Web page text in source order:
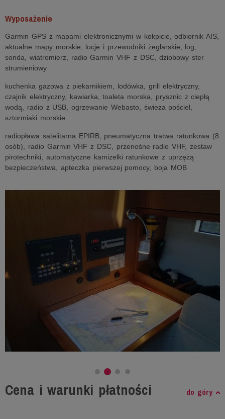
Wyposażenie
Garmin GPS z mapami elektronicznymi w kokpicie, odbiornik AIS,
aktualne mapy morskie, locje i przewodniki żeglarskie, log,
sonda, wiatromierz, radio Garmin VHF z DSC, dziobowy ster
strumieniowy
kuchenka gazowa z piekarnikiem, lodówka, grill elektryczny,
czajnik elektryczny, kawiarka, toaleta morska, prysznic z ciepłą
wodą, radio z USB, ogrzewanie Webasto, świeża pościel,
sztormiaki morskie
radiopława satelitarna EPIRB, pneumatyczna tratwa ratunkowa (8
osób), radio Garmin VHF z DSC, przenośne radio VHF, zestaw
pirotechniki, automatyczne kamizelki ratunkowe z uprzężą
bezpieczeństwa, apteczka pierwszej pomocy, boja MOB
Cena i warunki płatności do góry